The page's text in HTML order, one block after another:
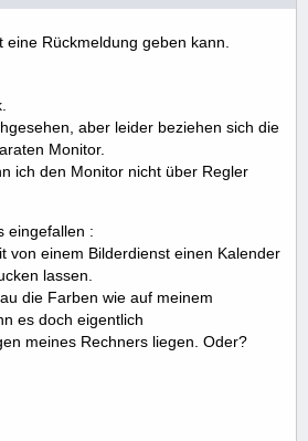
Rückmeldung geben kann.
aber leider beziehen sich die
Monitor.
ich den Monitor nicht über Regler
eingefallen :
von einem Bilderdienst einen Kalender
lassen.
die Farben wie auf meinem
es doch eigentlich
meines Rechners liegen. Oder?